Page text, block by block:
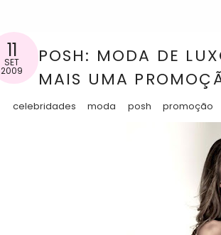
11
SET
2009
POSH: MODA DE
MAIS UMA
celebridades moda posh promoção